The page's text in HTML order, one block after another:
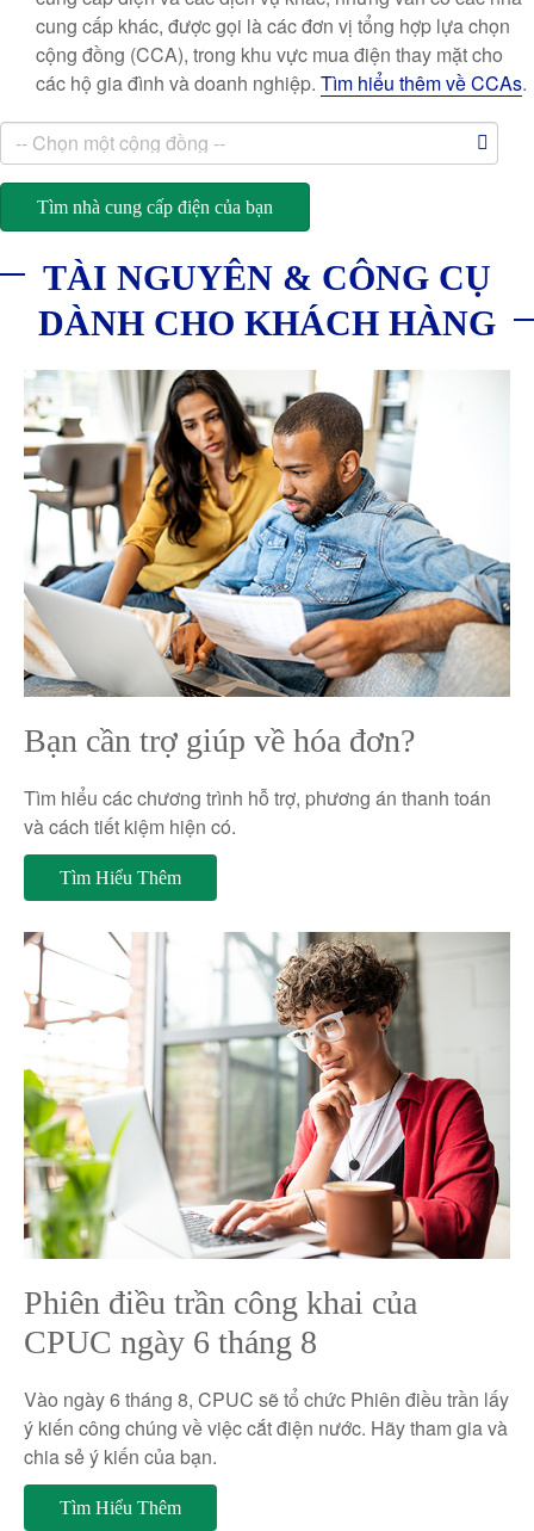
cung cấp khác, được gọi là các đơn vị tổng hợp lựa chọn
cộng đồng (CCA), trong khu vực mua điện thay mặt cho
các hộ gia đình và doanh nghiệp. Tìm hiểu thêm về CCAs.
Thành
Phố
Tìm nhà cung cấp điện của bạn
TÀI NGUYÊN & CÔNG CỤ
DÀNH CHO KHÁCH HÀNG
Bạn cần trợ giúp về hóa đơn?
Tìm hiểu các chương trình hỗ trợ, phương án thanh toán
và cách tiết kiệm hiện có.
Tìm Hiểu Thêm
Phiên điều trần công khai của
CPUC ngày 6 tháng 8
Vào ngày 6 tháng 8, CPUC sẽ tổ chức Phiên điều trần lấy
ý kiến ​​công chúng về việc cắt điện nước. Hãy tham gia và
chia sẻ ý kiến ​​của bạn.
Tìm Hiểu Thêm